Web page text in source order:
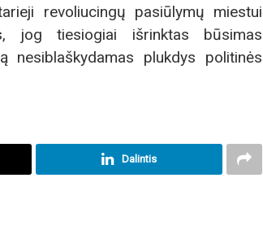
revoliucingų pasiūlymų miestui
jog tiesiogiai išrinktas būsimas
nesiblaškydamas plukdys politinės
Dalintis